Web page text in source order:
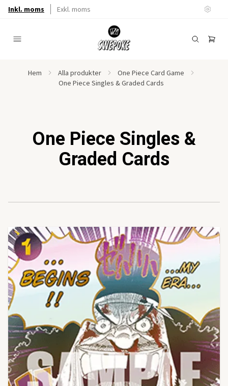
Inkl. moms Exkl. moms
Hem Alla produkter
One Piece Card Game
One Piece Singles & Graded Cards
One Piece Singles &
Graded Cards